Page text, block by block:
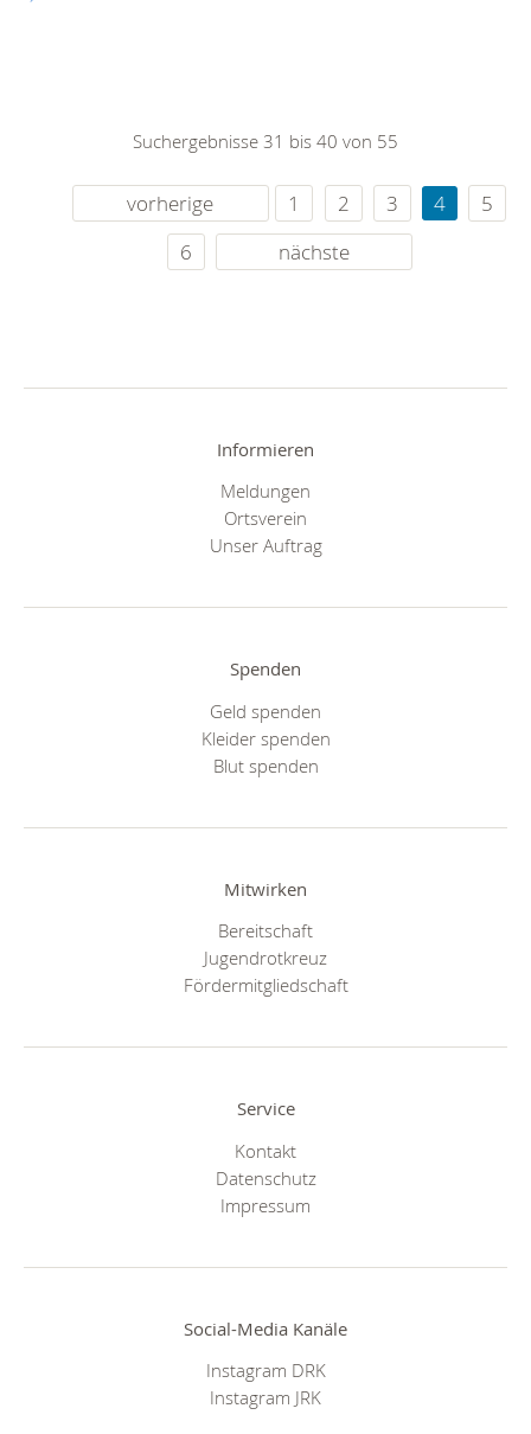
Suchergebnisse 31 bis 40 von 55
vorherige 1 2 3 4
5
6
nächste
Informieren
Meldungen
Ortsverein
Unser Auftrag
Spenden
Geld spenden
Kleider spenden
Blut spenden
Mitwirken
Bereitschaft
Jugendrotkreuz
Fördermitgliedschaft
Service
Kontakt
Datenschutz
Impressum
Social-Media Kanäle
Instagram DRK
Instagram JRK